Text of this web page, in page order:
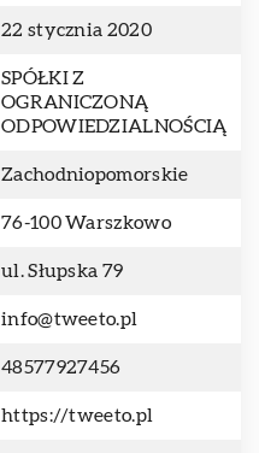
22 stycznia 2020
SPÓŁKI Z
OGRANICZONĄ
ODPOWIEDZIALNOŚCIĄ
Zachodniopomorskie
76-100 Warszkowo
ul. Słupska 79
info@tweeto.pl
48577927456
https://tweeto.pl